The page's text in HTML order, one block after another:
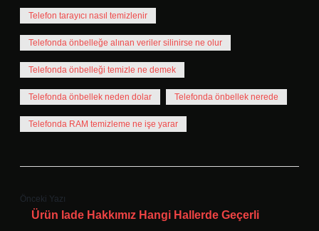
Telefon tarayıcı nasıl temizlenir
Telefonda önbelleğe alınan veriler silinirse ne olur
Telefonda önbelleği temizle ne demek
Telefonda önbellek neden dolar Telefonda önbellek nerede
Telefonda RAM temizleme ne işe yarar
Önceki Yazı
Ürün Iade Hakkımız Hangi Hallerde Geçerli